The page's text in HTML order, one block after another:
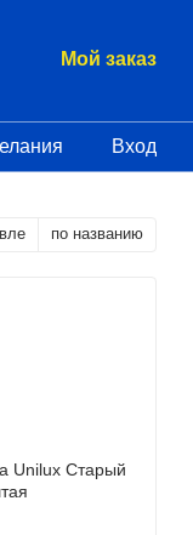
Мой заказ
Вход
по названию